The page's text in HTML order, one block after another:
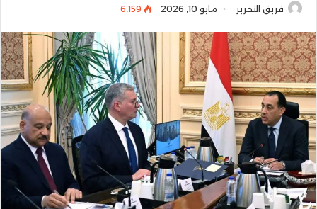
فريق التحرير مايو 10, 2026 6٬159